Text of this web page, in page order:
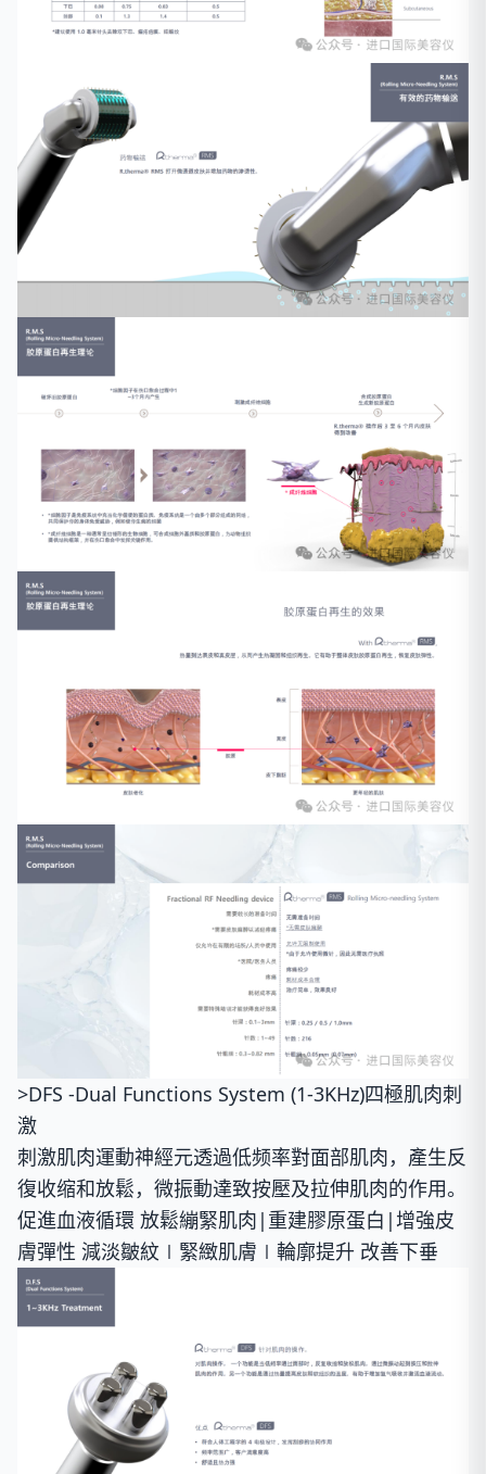
>DFS -Dual Functions System (1-3KHz)四極肌肉刺
激
刺激肌肉運動神經元透過低频率對面部肌肉，產生反
復收缩和放鬆，微振動達致按壓及拉伸肌肉的作用。
促進血液循環 放鬆繃緊肌肉|重建膠原蛋白|增強皮
膚彈性 減淡皺紋∣緊緻肌膚∣輪廓提升 改善下垂